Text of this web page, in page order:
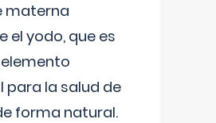
materna
el yodo, que es
para la salud de
forma natural.